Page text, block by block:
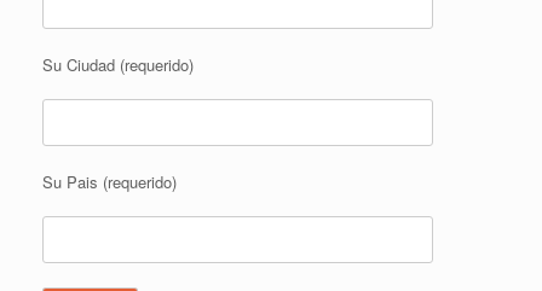
Su Ciudad (requerido)
Su Pais (requerido)